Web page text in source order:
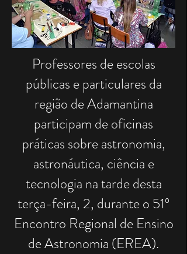
Professores de escolas
públicas e particulares da
região de Adamantina
participam de oficinas
práticas sobre astronomia,
astronáutica, ciência e
tecnologia na tarde desta
terça-feira, 2, durante o 51º
Encontro Regional de Ensino
de Astronomia (EREA).